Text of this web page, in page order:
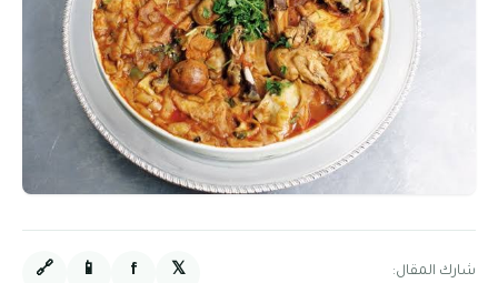
شارك المقال: 𝕏
f
📱
🔗